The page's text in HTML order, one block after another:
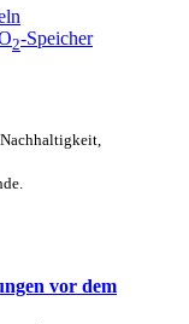
2-Speicher
vor dem